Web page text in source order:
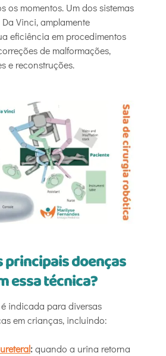
os momentos. Um dos sistemas
Vinci, amplamente
eficiência em procedimentos
de malformações,
e reconstruções.
principais doenças
essa técnica?
indicada para diversas
em crianças, incluindo:
:quando a urina retorna